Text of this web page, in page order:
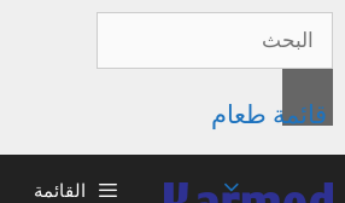
قائمة طعام
القائمة